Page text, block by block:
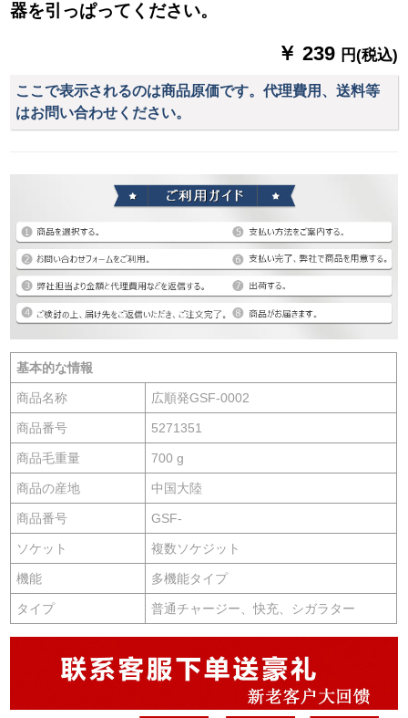
器を引っぱってください。
￥ 239 円(税込)
ここで表示されるのは商品原価です。代理費用、送料等
はお問い合わせください。
基本的な情報
商品名称 広順発GSF-0002
商品番号 5271351
商品毛重量 700 g
商品の産地 中国大陸
商品番号 GSF-
ソケット 複数ソケジット
機能 多機能タイプ
タイプ 普通チャージー、快充、シガラター